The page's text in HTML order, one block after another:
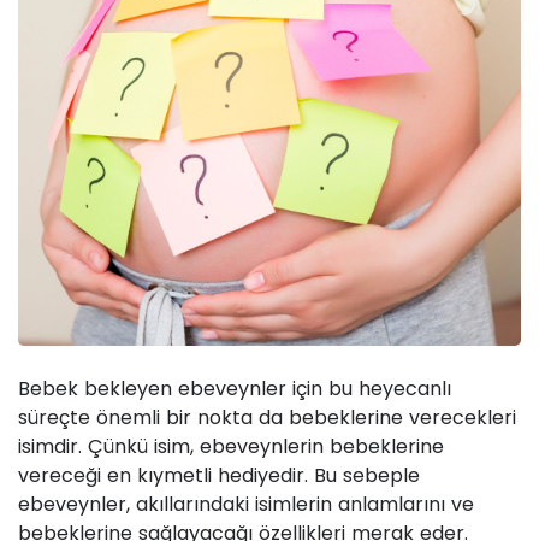
Bebek bekleyen ebeveynler için bu heyecanlı
süreçte önemli bir nokta da bebeklerine verecekleri
isimdir. Çünkü isim, ebeveynlerin bebeklerine
vereceği en kıymetli hediyedir. Bu sebeple
ebeveynler, akıllarındaki isimlerin anlamlarını ve
bebeklerine sağlayacağı özellikleri merak eder.